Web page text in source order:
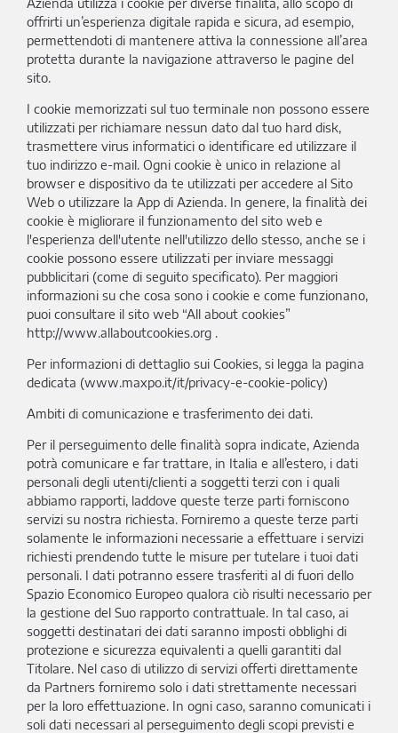
Azienda utilizza i cookie per diverse finalità, allo scopo di
offrirti un’esperienza digitale rapida e sicura, ad esempio,
permettendoti di mantenere attiva la connessione all’area
protetta durante la navigazione attraverso le pagine del
sito.
I cookie memorizzati sul tuo terminale non possono essere
utilizzati per richiamare nessun dato dal tuo hard disk,
trasmettere virus informatici o identificare ed utilizzare il
tuo indirizzo e-mail. Ogni cookie è unico in relazione al
browser e dispositivo da te utilizzati per accedere al Sito
Web o utilizzare la App di Azienda. In genere, la finalità dei
cookie è migliorare il funzionamento del sito web e
l'esperienza dell'utente nell'utilizzo dello stesso, anche se i
cookie possono essere utilizzati per inviare messaggi
pubblicitari (come di seguito specificato). Per maggiori
informazioni su che cosa sono i cookie e come funzionano,
puoi consultare il sito web “All about cookies”
http://www.allaboutcookies.org .
Per informazioni di dettaglio sui Cookies, si legga la pagina
dedicata (www.maxpo.it/it/privacy-e-cookie-policy)
Ambiti di comunicazione e trasferimento dei dati.
Per il perseguimento delle finalità sopra indicate, Azienda
potrà comunicare e far trattare, in Italia e all’estero, i dati
personali degli utenti/clienti a soggetti terzi con i quali
abbiamo rapporti, laddove queste terze parti forniscono
servizi su nostra richiesta. Forniremo a queste terze parti
solamente le informazioni necessarie a effettuare i servizi
richiesti prendendo tutte le misure per tutelare i tuoi dati
personali. I dati potranno essere trasferiti al di fuori dello
Spazio Economico Europeo qualora ciò risulti necessario per
la gestione del Suo rapporto contrattuale. In tal caso, ai
soggetti destinatari dei dati saranno imposti obblighi di
protezione e sicurezza equivalenti a quelli garantiti dal
Titolare. Nel caso di utilizzo di servizi offerti direttamente
da Partners forniremo solo i dati strettamente necessari
per la loro effettuazione. In ogni caso, saranno comunicati i
soli dati necessari al perseguimento degli scopi previsti e